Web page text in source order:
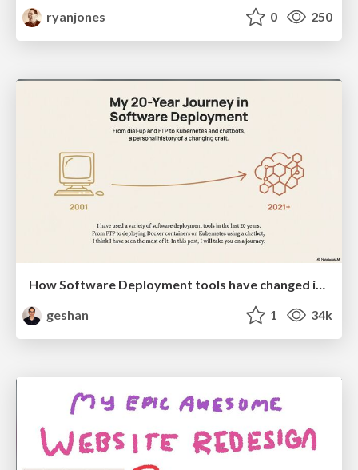
ryanjones
0 250
How Software Deployment tools have changed in the past 20 years
geshan
1 34k